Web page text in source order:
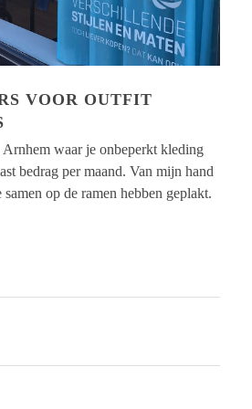
VOOR OUTFIT
waar je onbeperkt kleding
bedrag per maand. Van mijn hand
op de ramen hebben geplakt.